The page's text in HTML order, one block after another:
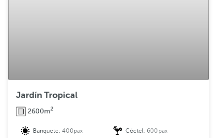
Jardín Tropical
2600m2
Banquete:400pax Cóctel:600pax